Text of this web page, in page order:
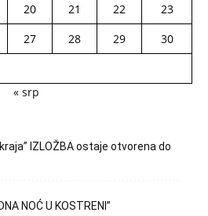
20 21 22
23
27 28 29
30
« srp
IZLOŽBA ostaje otvorena do
NOĆ U KOSTRENI”